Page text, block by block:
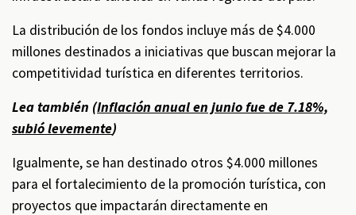
La distribución de los fondos incluye más de $4.000
millones destinados a iniciativas que buscan mejorar la
competitividad turística en diferentes territorios.
Lea también (Inflación anual en junio fue de 7.18%,
subió levemente)
Igualmente, se han destinado otros $4.000 millones
para el fortalecimiento de la promoción turística, con
proyectos que impactarán directamente en